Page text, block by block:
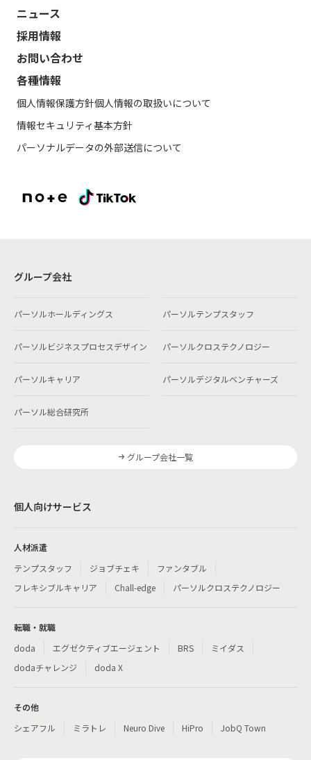
ニュース
採用情報
お問い合わせ
各種情報
個人情報保護方針個人情報の取扱いについて
情報セキュリティ基本方針
パーソナルデータの外部送信について
グループ会社
パーソルホールディングス パーソルテンプスタッフ
パーソルビジネスプロセスデザイン パーソルクロステクノロジー
パーソルキャリア パーソルデジタルベンチャーズ
パーソル総合研究所
グループ会社一覧
個人向けサービス
人材派遣
テンプスタッフ
ジョブチェキ
ファンタブル
フレキシブルキャリア
Chall-edge パーソルクロステクノロジー
転職・就職
doda
エグゼクティブエージェント BRS
ミイダス
dodaチャレンジ
doda X
その他
シェアフル
ミラトレ Neuro Dive HiPro JobQ Town